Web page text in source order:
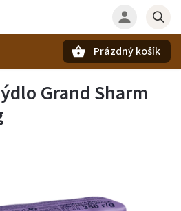
Prázdný košík
Grand Sharm